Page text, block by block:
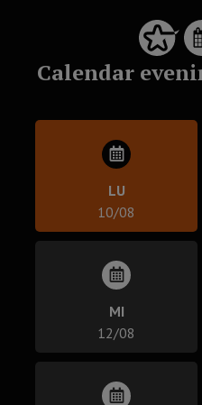
Calendar
LU
10/08
MI
12/08